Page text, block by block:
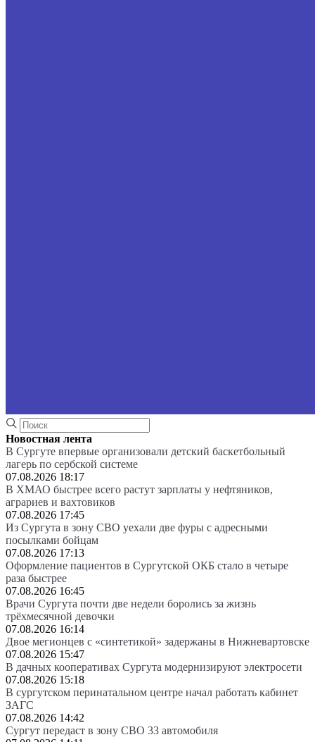
Новостная лента
В Сургуте впервые организовали детский баскетбольный
лагерь по сербской системе
07.08.2026 18:17
В ХМАО быстрее всего растут зарплаты у нефтяников,
аграриев и вахтовиков
07.08.2026 17:45
Из Сургута в зону СВО уехали две фуры с адресными
посылками бойцам
07.08.2026 17:13
Оформление пациентов в Сургутской ОКБ стало в четыре
раза быстрее
07.08.2026 16:45
Врачи Сургута почти две недели боролись за жизнь
трёхмесячной девочки
07.08.2026 16:14
Двое мегионцев с «синтетикой» задержаны в Нижневартовске
07.08.2026 15:47
В дачных кооперативах Сургута модернизируют электросети
07.08.2026 15:18
В сургутском перинатальном центре начал работать кабинет
ЗАГС
07.08.2026 14:42
Сургут передаст в зону СВО 33 автомобиля